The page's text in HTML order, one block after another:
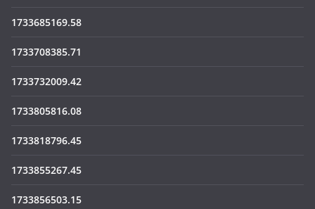
1733685169.58
1733708385.71
1733732009.42
1733805816.08
1733818796.45
1733855267.45
1733856503.15